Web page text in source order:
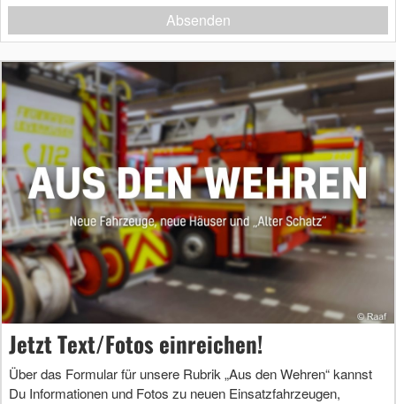
Absenden
Jetzt Text/Fotos einreichen!
Über das Formular für unsere Rubrik „Aus den Wehren“ kannst
Du Informationen und Fotos zu neuen Einsatzfahrzeugen,